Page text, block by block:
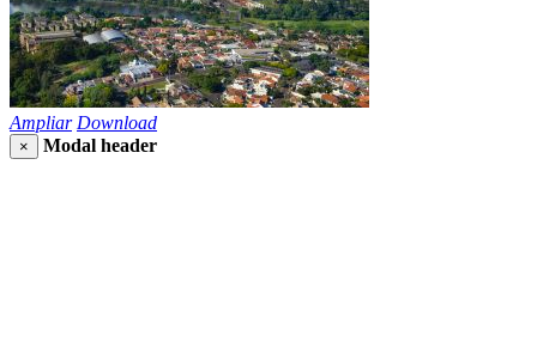
Ampliar Download
× Modal header